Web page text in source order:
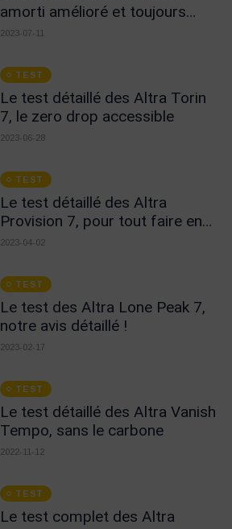
amorti amélioré et toujours
aussi stylées !
2023-07-11
TEST
Le test détaillé des Altra Torin
7, le zero drop accessible
2023-06-28
TEST
Le test détaillé des Altra
Provision 7, pour tout faire en
zéro drop !
2023-04-02
TEST
Le test des Altra Lone Peak 7,
notre avis détaillé !
2023-02-17
TEST
Le test détaillé des Altra Vanish
Tempo, sans le carbone
2022-11-12
TEST
Le test complet des Altra